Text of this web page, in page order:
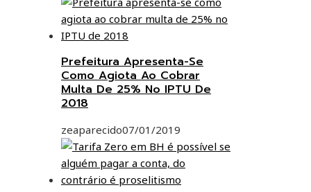
Prefeitura Apresenta-Se
Como Agiota Ao Cobrar
Multa De 25% No IPTU De
2018
zeaparecido07/01/2019